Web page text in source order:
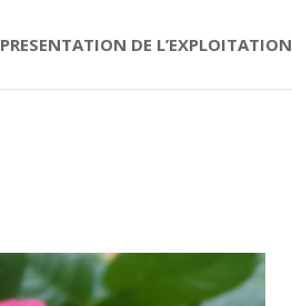
PRESENTATION DE L’EXPLOITATION